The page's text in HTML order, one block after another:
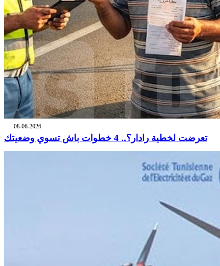
08-06-2026
تعرضت لخطية رادار؟.. 4 خطوات باش تسوي وضعيتك